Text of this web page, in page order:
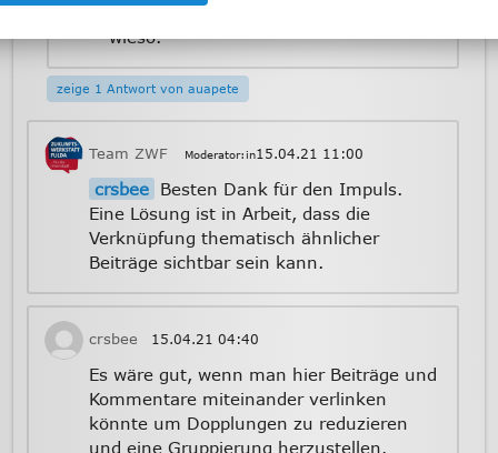
Gemüse vor mir. Ich weiß auch nicht,
wieso.
zeige 1 Antwort von auapete
Team ZWF Moderator:in15.04.21 11:00
crsbee
Besten Dank für den Impuls.
Eine Lösung ist in Arbeit, dass die
Verknüpfung thematisch ähnlicher
Beiträge sichtbar sein kann.
crsbee 15.04.21 04:40
Es wäre gut, wenn man hier Beiträge und
Kommentare miteinander verlinken
könnte um Dopplungen zu reduzieren
und eine Gruppierung herzustellen.